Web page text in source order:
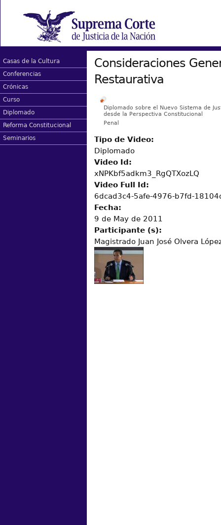
Casas de la Cultura
Conferencias
Crónicas
Curso
Diplomado
Reforma Constitucional
Seminarios
Consideraciones
Restaurativa
Diplomado sobre el Nuevo Sistema de
desde la Perspectiva Constitucional
Penal
Tipo de Video:
Diplomado
Video Id:
xNPKbf5adkm3_RgQTXozLQ
Video Full Id:
6dcad3c4-5afe-4976-b7fd-
Fecha:
9 de May de 2011
Participante (s):
Magistrado Juan José Olvera